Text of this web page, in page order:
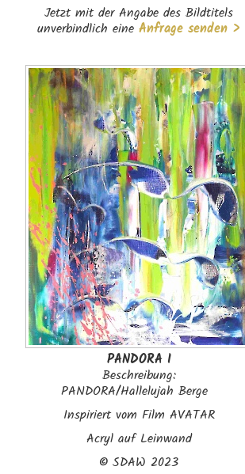
Jetzt mit der Angabe des Bildtitels
unverbindlich eine Anfrage senden >
PANDORA I
Beschreibung:
PANDORA/Hallelujah Berge
Inspiriert vom Film AVATAR
Acryl auf Leinwand
©SDAW 2023